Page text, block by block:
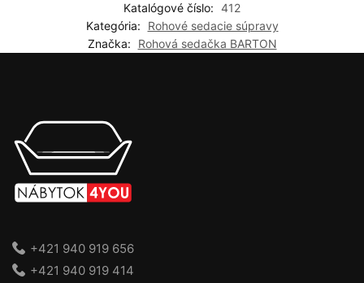
Katalógové číslo: 412
Kategória:
Rohové sedacie súpravy
Značka:
Rohová sedačka BARTON
+421 940 919 656
+421 940 919 414